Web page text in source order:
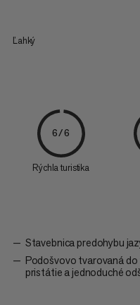
Ľahký
6/6
Rýchla turistika
Stavebnica predohybu
Podošvovo tvarovaná
pristátie a jednoduché